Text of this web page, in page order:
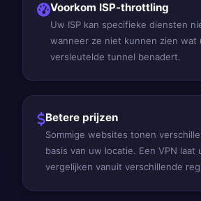
Voorkom ISP-throttling
Uw ISP kan specifieke diensten
wanneer ze niet kunnen zien wat
versleutelde tunnel benadert.
Betere prijzen
Sommige websites tonen
basis van uw locatie. Een VPN laat
vergelijken vanuit verschillende